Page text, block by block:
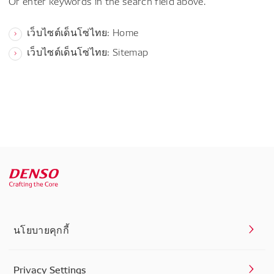
เว็บไซต์เด็นโซ่ไทย: Home
เว็บไซต์เด็นโซ่ไทย: Sitemap
นโยบายคุกกี้
Privacy Settings